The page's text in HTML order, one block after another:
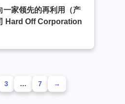
一家领先的再利用（产
Hard Off Corporation
3 … 7 →